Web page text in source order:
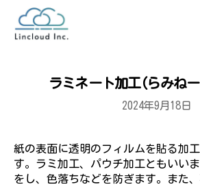
ラミネート加工(らみね
2024年9月18日
紙の表面に透明のフィルムを貼る加
す。ラミ加工、パウチ加工ともいい
をし、色落ちなどを防ぎます。また